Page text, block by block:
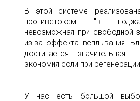
В этой системе
противотоком "в
невозможная при свободной
из-за эффекта всплывания.
достигается
экономия соли при
У нас есть большой